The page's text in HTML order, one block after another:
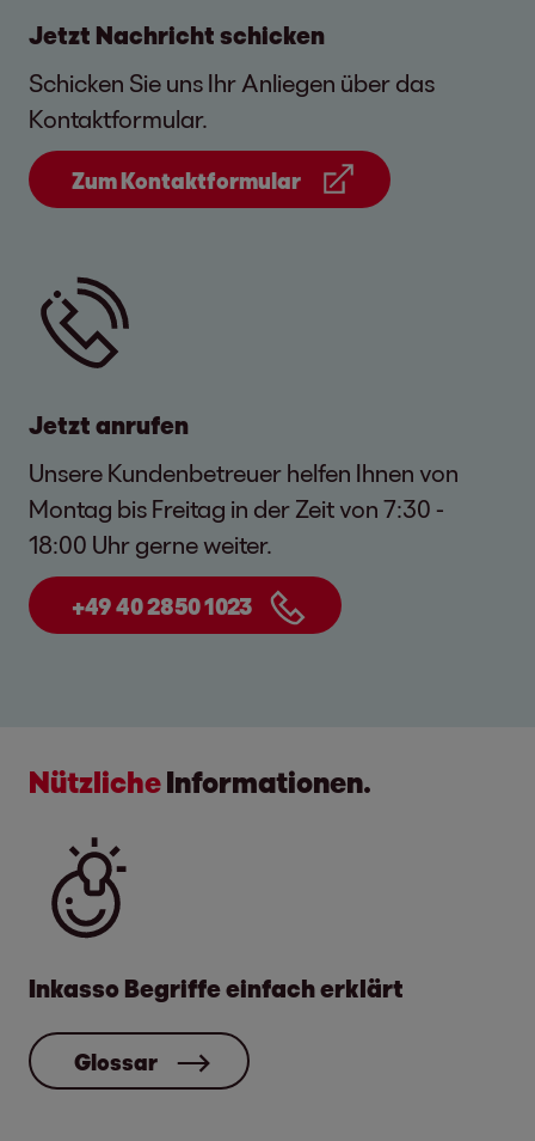
EOS Serviceportal
Schreiben Sie uns eine E-
Mail
Widerruf
Sie Ihre Widerrufsbestätigung der
Telekom zur Hand. Achten Sie besonders
darauf, dass alle Angaben korrekt sind
und das Widerrufsdatum stimmt. Dieses
Datum ist entscheidend.
Widerrufsbestätigung einreichen: Wenn
Wir kümmern uns umgehend um Ihr Anliegen
Verbindung. Bis dahin müssen Sie nichts
weiter unternehmen. Vielen Dank für Ihre
Geduld.
Schreiben Sie uns eine E-
Jetzt Nachricht schicken
Schicken Sie uns Ihr Anliegen über das
Kontaktformular.
Zum Kontaktformular
Jetzt anrufen
Unsere Kundenbetreuer helfen Ihnen von
Montag bis Freitag in der Zeit von 7:30 -
18:00 Uhr gerne weiter.
+49 40 2850 1023
NützlicheInformationen.
Inkasso Begriffe einfach erklärt
Glossar